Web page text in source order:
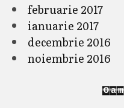
februarie 2017
ianuarie 2017
decembrie 2016
noiembrie 2016
Oam